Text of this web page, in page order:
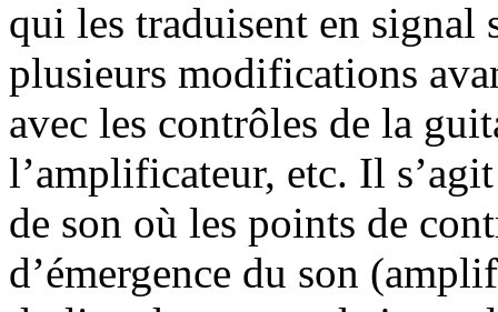
qui les traduisent en signal
plusieurs modifications
avec les contrôles de la
l’amplificateur, etc. Il
de son où les points de
d’émergence du son